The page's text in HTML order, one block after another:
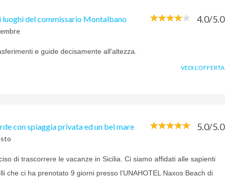
del commissario Montalbano 4.0/5.0
e guide decisamente all'altezza.
VEDI L'OFFERTA
con spiaggia privata ed un bel mare 5.0/5.0
di trascorrere le vacanze in Sicilia. Ci siamo affidati alle sapienti
che ci ha prenotato 9 giorni presso l’UNAHOTEL Naxos Beach di